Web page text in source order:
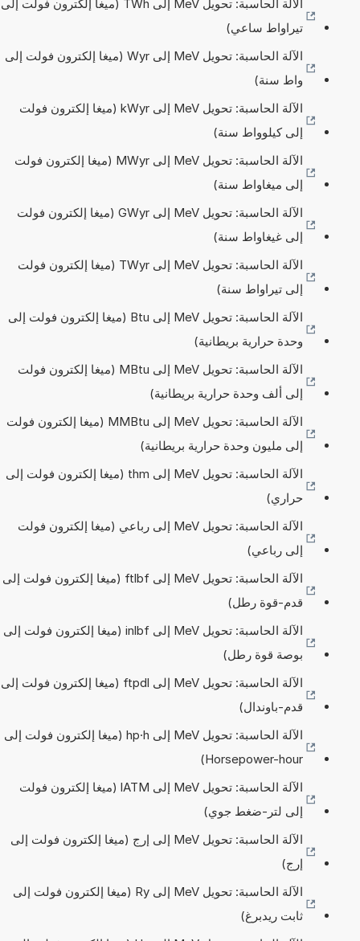
الآلة الحاسبة: تحويل MeV إلى TWh (ميغا إلكترون فولت إلى
تيراواط ساعي)
الآلة الحاسبة: تحويل MeV إلى Wyr (ميغا إلكترون فولت إلى
واط سنة)
الآلة الحاسبة: تحويل MeV إلى kWyr (ميغا إلكترون فولت
إلى كيلوواط سنة)
الآلة الحاسبة: تحويل MeV إلى MWyr (ميغا إلكترون فولت
إلى ميغاواط سنة)
الآلة الحاسبة: تحويل MeV إلى GWyr (ميغا إلكترون فولت
إلى غيغاواط سنة)
الآلة الحاسبة: تحويل MeV إلى TWyr (ميغا إلكترون فولت
إلى تيراواط سنة)
الآلة الحاسبة: تحويل MeV إلى Btu (ميغا إلكترون فولت إلى
وحدة حرارية بريطانية)
الآلة الحاسبة: تحويل MeV إلى MBtu (ميغا إلكترون فولت
إلى ألف وحدة حرارية بريطانية)
الآلة الحاسبة: تحويل MeV إلى MMBtu (ميغا إلكترون فولت
إلى مليون وحدة حرارية بريطانية)
الآلة الحاسبة: تحويل MeV إلى thm (ميغا إلكترون فولت إلى
حراري)
الآلة الحاسبة: تحويل MeV إلى رباعي (ميغا إلكترون فولت
إلى رباعي)
الآلة الحاسبة: تحويل MeV إلى ftlbf (ميغا إلكترون فولت إلى
قدم-قوة رطل)
الآلة الحاسبة: تحويل MeV إلى inlbf (ميغا إلكترون فولت إلى
بوصة قوة رطل)
الآلة الحاسبة: تحويل MeV إلى ftpdl (ميغا إلكترون فولت إلى
قدم-باوندال)
الآلة الحاسبة: تحويل MeV إلى hp·h (ميغا إلكترون فولت إلى
Horsepower-hour)
الآلة الحاسبة: تحويل MeV إلى lATM (ميغا إلكترون فولت
إلى لتر-ضغط جوي)
الآلة الحاسبة: تحويل MeV إلى إرج (ميغا إلكترون فولت إلى
إرج)
الآلة الحاسبة: تحويل MeV إلى Ry (ميغا إلكترون فولت إلى
ثابت ريدبرغ)